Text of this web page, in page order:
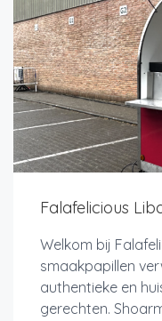
Falafelicious
Welkom bij
smaakpapillen
authentieke en
gerechten.